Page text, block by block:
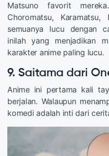
Matsuno favorit
Choromatsu,
semuanya lucu dengan
inilah yang menjadikan
karakter anime paling lucu.
9. Saitama dari
Anime ini pertama kali
berjalan. Walaupun
komedi adalah inti dari